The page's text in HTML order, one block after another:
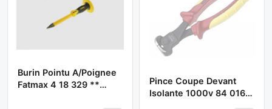
Burin Pointu A/poignee
Fatmax 4 18 329 **
Pince Coupe Devant
Isolante 1000v 84 016